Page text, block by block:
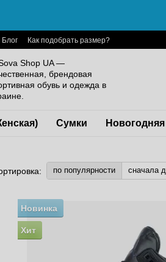
Блог
Как подобрать размер?
Сумки
по популярности сначала
Новинка
Хит